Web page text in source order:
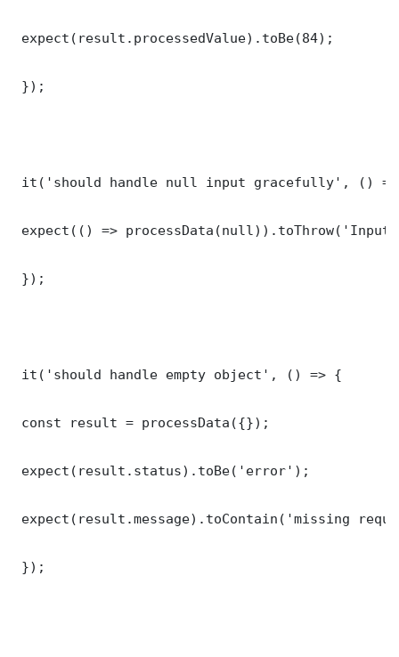
expect(result.processedValue).toBe(84);
});
it('should handle null input gracefully', ()
expect(() =>
});
it('should handle empty object', () => {
const result = processData({});
expect(result.status).toBe('error');
expect(result.message).toContain('missing
});